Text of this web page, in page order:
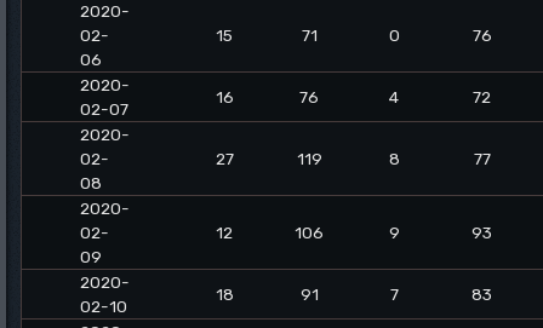
2020-
02-
06
15 71 0 76
2020-
02-07
16 76 4
72
2020-
02-
08
27 119 8 77
2020-
02-
09
12 106 9 93
2020-
02-10
18 91 7
83